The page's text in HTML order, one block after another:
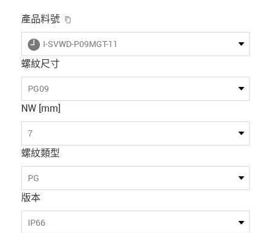
產品料號
igus-icon-lieferzeit
I-SVWD-P09MGT-11
螺紋尺寸
PG09
NW [mm]
7
螺紋類型
PG
版本
IP66